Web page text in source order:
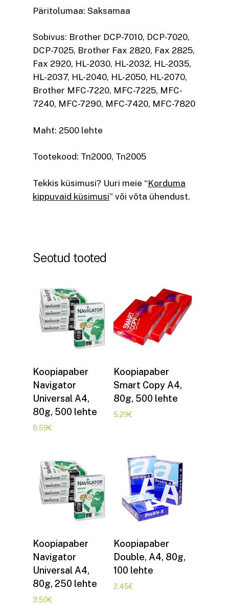
Päritolumaa: Saksamaa
Sobivus: Brother DCP-7010, DCP-7020,
DCP-7025, Brother Fax 2820, Fax 2825,
Fax 2920, HL-2030, HL-2032, HL-2035,
HL-2037, HL-2040, HL-2050, HL-2070,
Brother MFC-7220, MFC-7225, MFC-
7240, MFC-7290, MFC-7420, MFC-7820
Maht: 2500 lehte
Tootekood: Tn2000, Tn2005
Tekkis küsimusi? Uuri meie “Korduma
kippuvaid küsimusi” või võta ühendust.
Seotud tooted
Lisa korvi
Koopiapaber
Navigator
Universal A4,
80g, 500 lehte
6.59€
Lisa korvi
Koopiapaber
Smart Copy A4,
80g, 500 lehte
5.29€
Lisa korvi
Koopiapaber
Navigator
Universal A4,
80g, 250 lehte
3.50€
Lisa korvi
Koopiapaber
Double, A4, 80g,
100 lehte
2.45€